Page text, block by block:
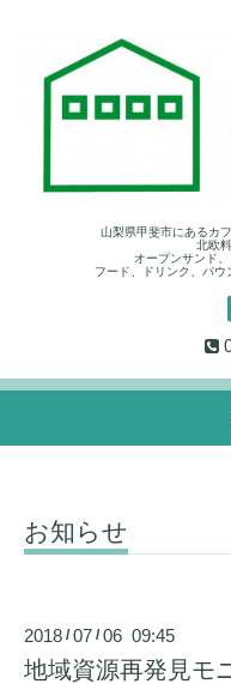
山梨県甲斐市にあるカ
北欧
オープンサンド
フード、ドリンク、パウ
お知らせ
2018 /07 /06 09:45
地域資源再発見モ